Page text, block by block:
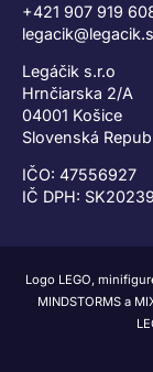
+421 907 919
Legáčik s.r.o
Hrnčiarska 2/A
04001 Košice
Slovenská
IČO: 47556927
IČ DPH:
Logo LEGO,
MINDSTORMS a